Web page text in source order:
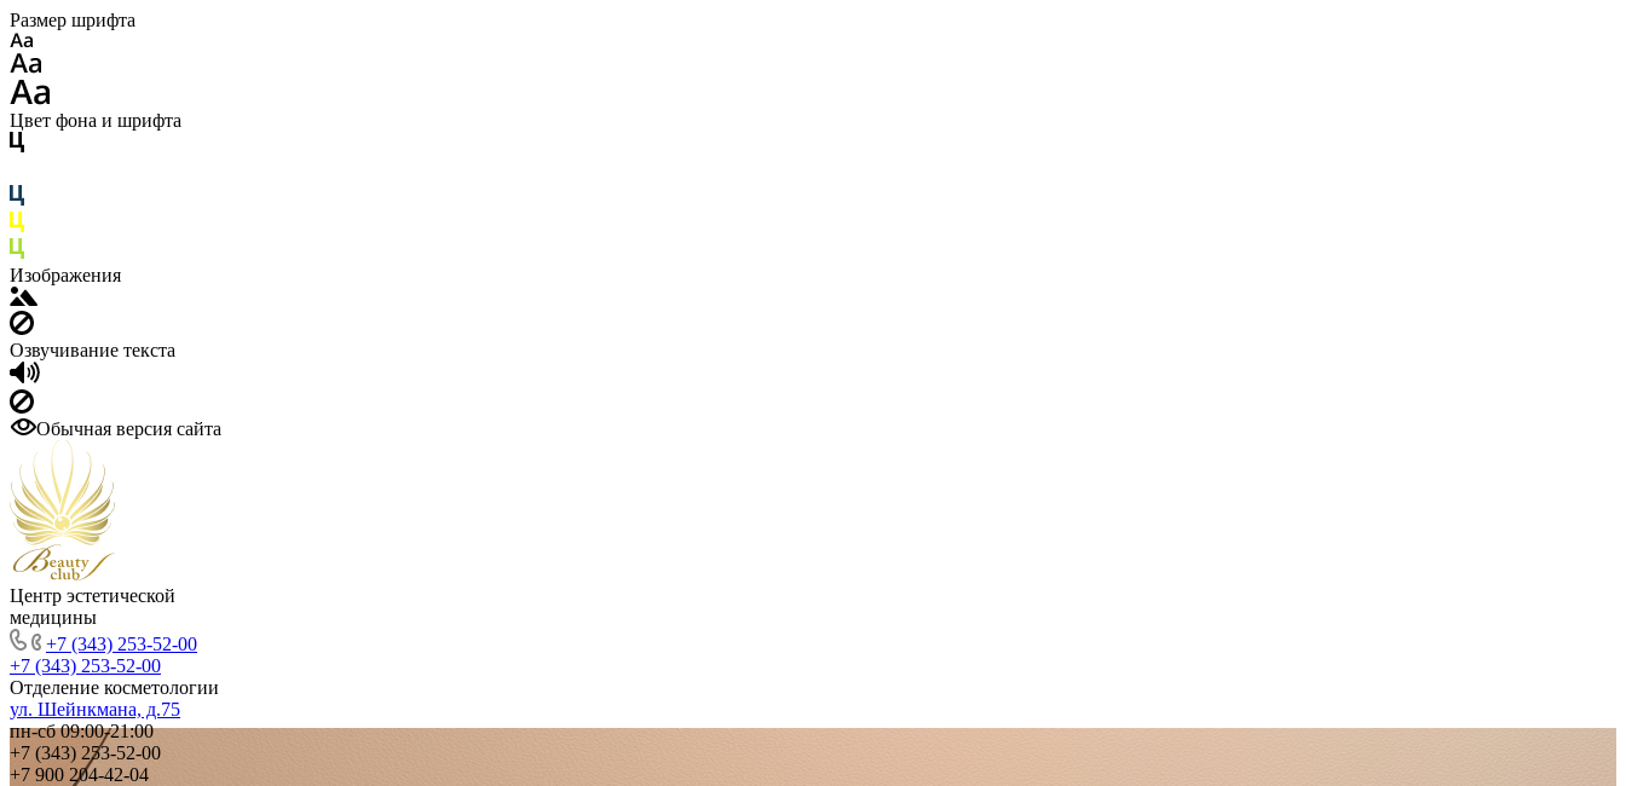
Размер шрифта
Цвет фона и шрифта
Изображения
Озвучивание текста
Обычная версия сайта
Центр эстетической
медицины
+7 (343) 253-52-00
+7 (343) 253-52-00
Отделение косметологии
ул. Шейнкмана, д.75
пн-сб 09:00-21:00
+7 (343) 253-52-00
+7 900 204-42-04